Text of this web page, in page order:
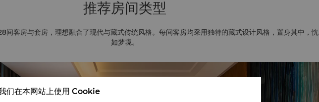
推荐房间类型
间客房与套房，理想融合了现代与藏式传统风格。每间客房均采用独特的藏式设计风格，置身其中，恍
如梦境。
们在本网站上使用 Cookie